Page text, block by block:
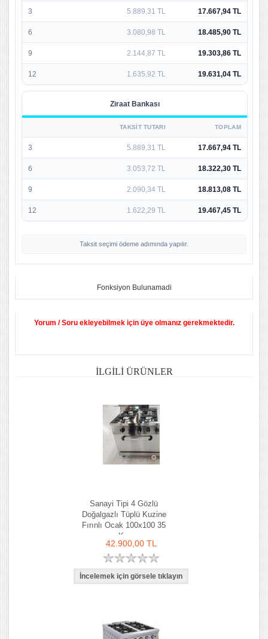
3 5.889,31 TL 17.667,94 TL
6 3.080,98 TL 18.485,90 TL
9 2.144,87 TL 19.303,86 TL
12 1.635,92 TL 19.631,04 TL
Ziraat Bankası
TAKSIT TUTARI TOPLAM
3 5.889,31 TL 17.667,94 TL
6 3.053,72 TL 18.322,30 TL
9 2.090,34 TL 18.813,08 TL
12 1.622,29 TL 19.467,45 TL
Taksit seçimi ödeme adımında yapılır.
Fonksiyon Bulunamadi
Yorum / Soru ekleyebilmek için üye olmanız gerekmektedir.
İLGILI ÜRÜNLER
Sanayi Tipi 4 Gözlü
Doğalgazlı Tüplü Kuzine
Fırınlı Ocak 100x100 35
Kw
42.900,00 TL